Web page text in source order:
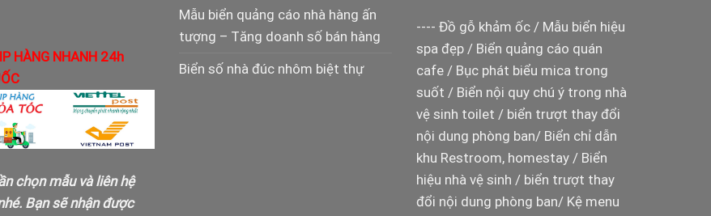
HÀNG NHANH 24h
chọn mẫu và liên hệ
Bạn sẽ nhận được
Mẫu biển quảng cáo nhà hàng ấn
tượng – Tăng doanh số bán hàng
Biển số nhà đúc nhôm biệt thự
---- Đồ gỗ khảm ốc/ Mẫu biển hiệu
spa đẹp/ Biển quảng cáo quán
cafe/ Bục phát biểu mica trong
suốt / Biển nội quy chú ý trong nhà
vệ sinh toilet / biển trượt thay đổi
nội dung phòng ban/ Biển chỉ dẫn
khu Restroom, homestay/ Biển
hiệu nhà vệ sinh / biển trượt thay
đổi nội dung phòng ban/ Kệ menu